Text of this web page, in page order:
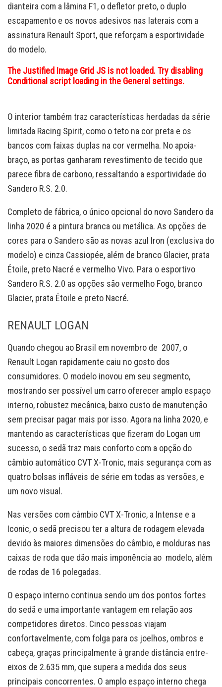
dianteira com a lâmina F1, o defletor preto, o duplo
escapamento e os novos adesivos nas laterais com a
assinatura Renault Sport, que reforçam a esportividade
do modelo.
The Justified Image Grid JS is not loaded. Try disabling
Conditional script loading in the General settings.
O interior também traz características herdadas da série
limitada Racing Spirit, como o teto na cor preta e os
bancos com faixas duplas na cor vermelha. No apoia-
braço, as portas ganharam revestimento de tecido que
parece fibra de carbono, ressaltando a esportividade do
Sandero R.S. 2.0.
Completo de fábrica, o único opcional do novo Sandero da
linha 2020 é a pintura branca ou metálica. As opções de
cores para o Sandero são as novas azul Iron (exclusiva do
modelo) e cinza Cassiopée, além de branco Glacier, prata
Étoile, preto Nacré e vermelho Vivo. Para o esportivo
Sandero R.S. 2.0 as opções são vermelho Fogo, branco
Glacier, prata Étoile e preto Nacré.
RENAULT LOGAN
Quando chegou ao Brasil em novembro de 2007, o
Renault Logan rapidamente caiu no gosto dos
consumidores. O modelo inovou em seu segmento,
mostrando ser possível um carro oferecer amplo espaço
interno, robustez mecânica, baixo custo de manutenção
sem precisar pagar mais por isso. Agora na linha 2020, e
mantendo as características que fizeram do Logan um
sucesso, o sedã traz mais conforto com a opção do
câmbio automático CVT X-Tronic, mais segurança com as
quatro bolsas infláveis de série em todas as versões, e
um novo visual.
Nas versões com câmbio CVT X-Tronic, a Intense e a
Iconic, o sedã precisou ter a altura de rodagem elevada
devido às maiores dimensões do câmbio, e molduras nas
caixas de roda que dão mais imponência ao modelo, além
de rodas de 16 polegadas.
O espaço interno continua sendo um dos pontos fortes
do sedã e uma importante vantagem em relação aos
competidores diretos. Cinco pessoas viajam
confortavelmente, com folga para os joelhos, ombros e
cabeça, graças principalmente à grande distância entre-
eixos de 2.635 mm, que supera a medida dos seus
principais concorrentes. O amplo espaço interno chega